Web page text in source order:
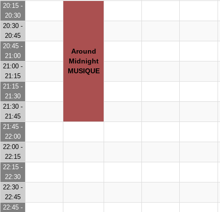
20:15 -
20:30
Around
Midnight
MUSIQUE
20:30 -
20:45
20:45 -
21:00
21:00 -
21:15
21:15 -
21:30
21:30 -
21:45
21:45 -
22:00
22:00 -
22:15
22:15 -
22:30
22:30 -
22:45
22:45 -